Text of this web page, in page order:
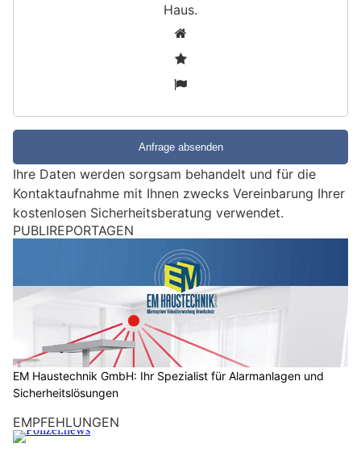
Haus.
e
i
n
M
e
c
h
D
a
n
n
w
Ihre Daten werden sorgsam behandelt und für die
Kontaktaufnahme mit Ihnen zwecks Vereinbarung Ihrer
kostenlosen Sicherheitsberatung verwendet.
PUBLIREPORTAGEN
EM Haustechnik GmbH: Ihr Spezialist für Alarmanlagen und
Sicherheitslösungen
EMPFEHLUNGEN